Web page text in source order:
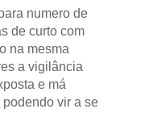
numero de
de curto com
na mesma
a vigilância
e má
vir a se